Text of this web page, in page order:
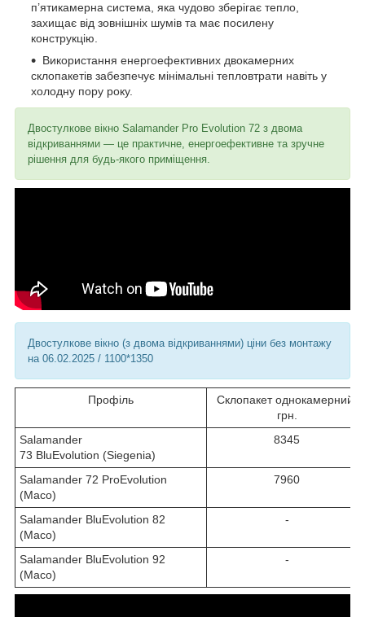
п’ятикамерна система, яка чудово зберігає тепло,
захищає від зовнішніх шумів та має посилену
конструкцію.
Використання енергоефективних двокамерних
склопакетів забезпечує мінімальні тепловтрати навіть у
холодну пору року.
Двостулкове вікно Salamander Pro Evolution 72 з двома
відкриваннями — це практичне, енергоефективне та зручне
рішення для будь-якого приміщення.
Двостулкове вікно (з двома відкриваннями) ціни без монтажу
на 06.02.2025 / 1100*1350
Профіль
Склопакет однокамерний,
грн.
Salamander
73 BluEvolution (Siegenia)
8345
Salamander 72 ProEvolution
(Maco)
7960
Salamander BluEvolution 82
(Maco)
-
Salamander BluEvolution 92
(Maco)
-